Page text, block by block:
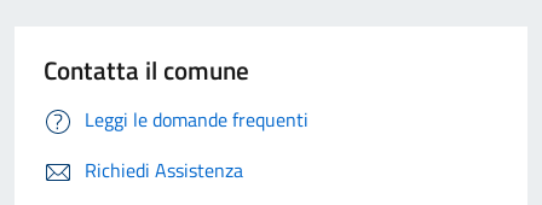
Contatta il comune
Leggi le domande frequenti
Richiedi Assistenza